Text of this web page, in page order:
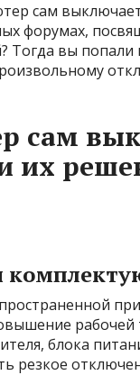
сам
форумах,
Тогда вы попали
сам
их
рабочей
блока
резкое